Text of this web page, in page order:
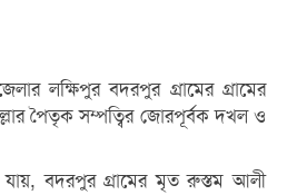
লক্ষিপুর বদরপুর গ্রামের গ্রামের
পৈতৃক সম্পত্বির জোরপূর্বক দখল ও
যায়, বদরপুর গ্রামের মৃত রুস্তম আলী